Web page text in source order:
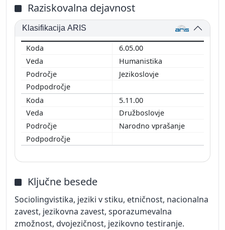
Raziskovalna dejavnost
Klasifikacija ARIS
6.05.00
Humanistika
Jezikoslovje
5.11.00
Družboslovje
Narodno vprašanje
Ključne besede
Sociolingvistika, jeziki v stiku, etničnost, nacionalna
zavest, jezikovna zavest, sporazumevalna
zmožnost, dvojezičnost, jezikovno testiranje.